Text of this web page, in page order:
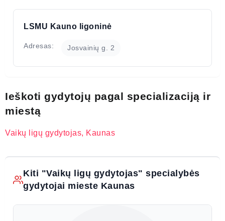
LSMU Kauno ligoninė
Adresas: Josvainių g. 2
Ieškoti gydytojų pagal specializaciją ir
miestą
Vaikų ligų gydytojas, Kaunas
Kiti "Vaikų ligų gydytojas" specialybės
gydytojai mieste Kaunas